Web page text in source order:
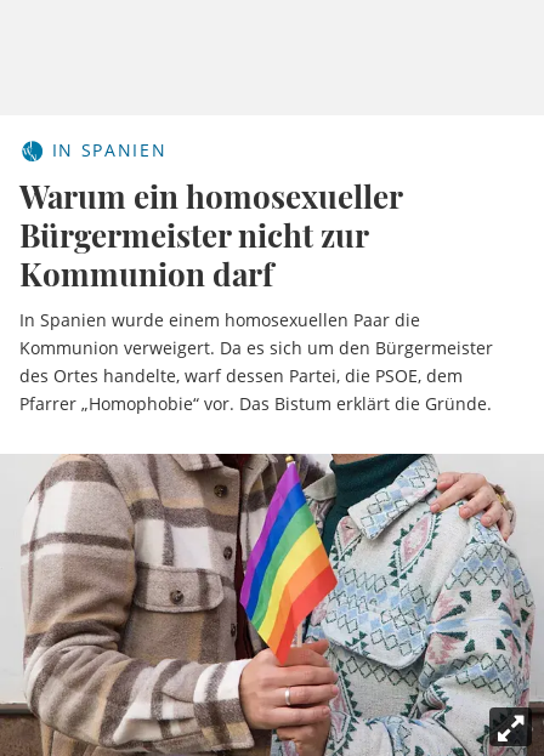
IN SPANIEN
Warum ein homosexueller
Bürgermeister nicht zur
Kommunion darf
In Spanien wurde einem homosexuellen Paar die
Kommunion verweigert. Da es sich um den Bürgermeister
des Ortes handelte, warf dessen Partei, die PSOE, dem
Pfarrer „Homophobie“ vor. Das Bistum erklärt die Gründe.